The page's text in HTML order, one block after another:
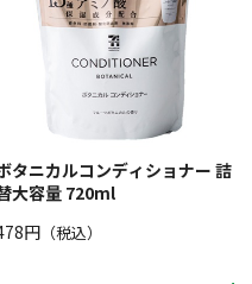
タニカルコンディショナー 詰
大容量 720ml
円（税込）